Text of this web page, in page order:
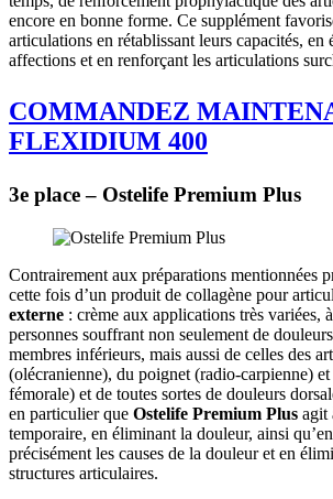
encore en bonne forme. Ce supplément
articulations en rétablissant leurs capacités, en
affections et en renforçant les articulations
COMMANDEZ
FLEXIDIUM 400
3e place – Ostelife Premium Plus
Contrairement aux préparations mentionnées
cette fois d’un produit de collagène pour
externe : crème aux applications très variées,
personnes souffrant non seulement de
membres inférieurs, mais aussi de celles des
(olécranienne), du poignet (radio-carpienne)
fémorale) et de toutes sortes de douleurs
en particulier que Ostelife Premium Plus agit
temporaire, en éliminant la douleur, ainsi
précisément les causes de la douleur et en
structures articulaires.